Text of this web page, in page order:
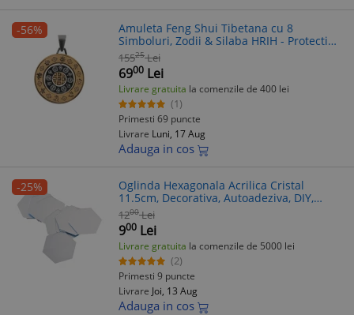
-56%
Amuleta Feng Shui Tibetana cu 8
Simboluri, Zodii & Silaba HRIH - Protectie,
Abundenta, Noroc. Nod Mistic, Lotus,
Crapi, Vas Comori (Fara Lant)
15525 Lei
6900 Lei
Livrare gratuita la comenzile de 400 lei
(1)
Primesti 69 puncte
Livrare Luni, 17 Aug
Adauga in cos
-25%
Oglinda Hexagonala Acrilica Cristal
11.5cm, Decorativa, Autoadeziva, DIY,
Design Modern, Montare Facila
1200 Lei
900 Lei
Livrare gratuita la comenzile de 5000 lei
(2)
Primesti 9 puncte
Livrare Joi, 13 Aug
Adauga in cos